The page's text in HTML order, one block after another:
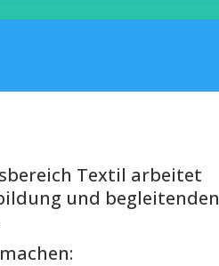
Textil arbeitet
und begleitenden